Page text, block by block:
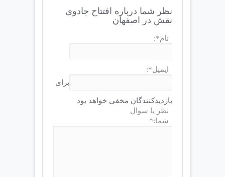
نظر شما درباره افتتاح جادوی
نقش در اصفهان
نام*:
ایمیل*:
برای
بازدیدکنندگان مخفی خواهد بود
نظر یا سوال
شما:*